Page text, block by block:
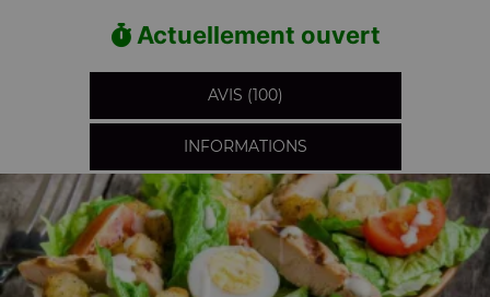
Actuellement ouvert
AVIS (100)
INFORMATIONS